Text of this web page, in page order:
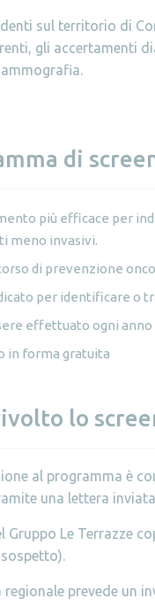
sul territorio di
gli accertamenti
di
più efficace per
meno invasivi.
di prevenzione
per identificare o
effettuato ogni anno
in forma gratuita
lo
al programma è
una lettera
Gruppo Le Terrazze
regionale prevede un